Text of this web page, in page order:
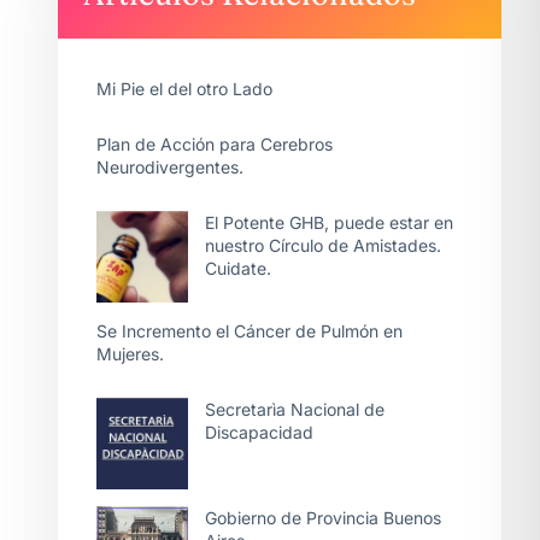
Mi Pie el del otro Lado
Plan de Acción para Cerebros
Neurodivergentes.
El Potente GHB, puede estar en
nuestro Círculo de Amistades.
Cuidate.
Se Incremento el Cáncer de Pulmón en
Mujeres.
Secretarìa Nacional de
Discapacidad
Gobierno de Provincia Buenos